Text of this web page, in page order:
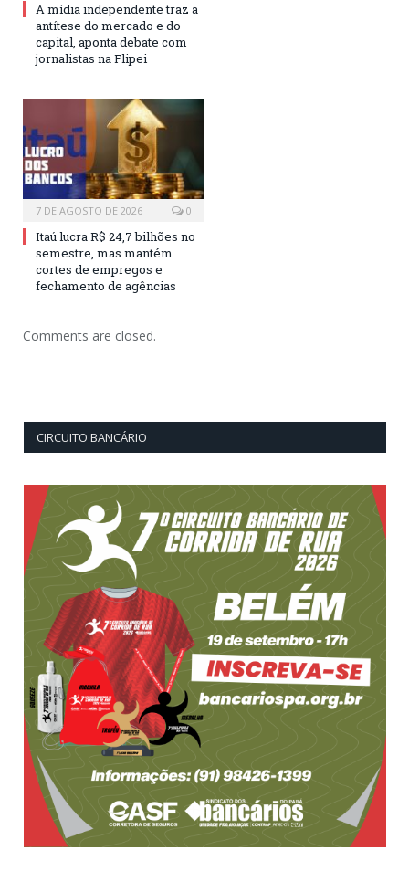
A mídia independente traz a
antítese do mercado e do
capital, aponta debate com
jornalistas na Flipei
7 DE AGOSTO DE 2026 0
Itaú lucra R$ 24,7 bilhões no
semestre, mas mantém
cortes de empregos e
fechamento de agências
Comments are closed.
CIRCUITO BANCÁRIO